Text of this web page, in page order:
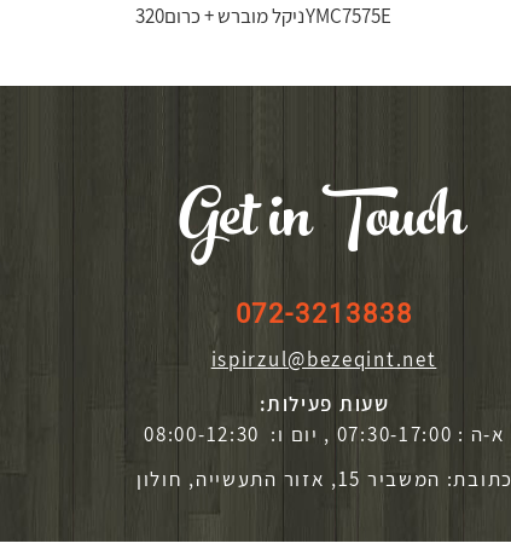
YMC7575Eניקל מוברש + כרום320
Get in Touch
072-3213838
ispirzul@bezeqint.net
שעות פעילות:
א-ה : 07:30-17:00 , יום ו: 08:00-12:30
כתובת: המשביר 15, אזור התעשייה, חולון